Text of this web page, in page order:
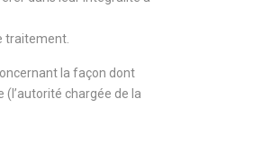
traitement.
la façon dont
chargée de la